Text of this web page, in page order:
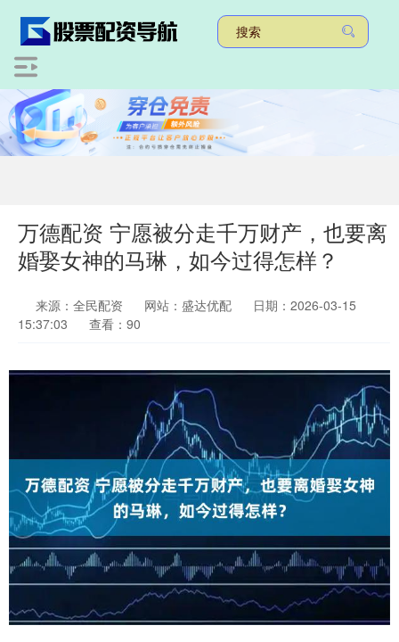
万德配资 宁愿被分走千万财产，也要离
婚娶女神的马琳，如今过得怎样？
来源：全民配资 网站：盛达优配
日期：2026-03-15
15:37:03
查看：90